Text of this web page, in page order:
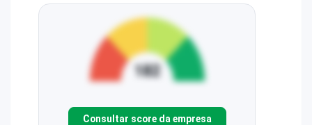
Consultar score da empresa